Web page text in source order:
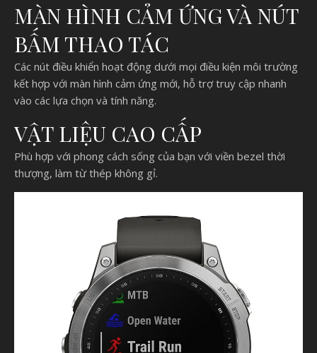
MÀN HÌNH CẢM ỨNG VÀ NÚT
BẤM THAO TÁC
Các nút điều khiển hoạt động dưới mọi điều kiện môi trường
kết hợp với màn hình cảm ứng mới, hỗ trợ truy cập nhanh
vào các lựa chọn và tính năng.
VẬT LIỆU CAO CẤP
Phù hợp với phong cách sống của bạn với viền bezel thời
thượng, làm từ thép không gỉ.